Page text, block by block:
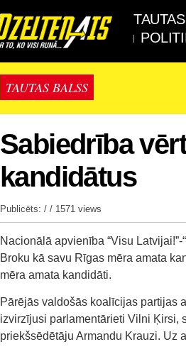
TAUTAS BALSS
Sabiedrība
kandidātus
Publicēts: / / 1571 views
Nacionālā apvienība “Visu
Broku kā savu Rīgas mēra amata
mēra amata kandidāti.
Pārējās valdošās koalīcijas partijas
izvirzījusi parlamentārieti Vilni Ķirsi,
priekšsēdētāju Armandu Krauzi. Uz